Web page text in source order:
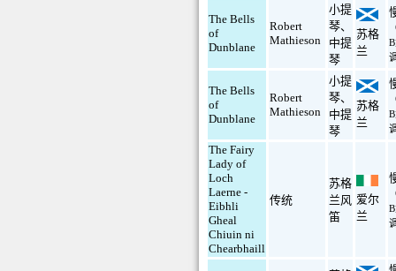
The Bells
of
Dunblane
Robert
Mathieson
小提
琴、
中提
琴
苏格
兰
The Bells
of
Dunblane
Robert
Mathieson
小提
琴、
中提
琴
苏格
兰
The Fairy
Lady of
Loch
Laerne -
Eibhli
Gheal
Chiuin ni
Chearbhaill
传统
苏格
兰风
笛
爱尔
兰